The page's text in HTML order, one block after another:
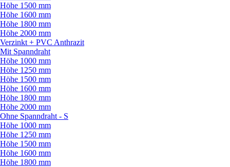
Höhe 1500 mm
Höhe 1600 mm
Höhe 1800 mm
Höhe 2000 mm
Verzinkt + PVC Anthrazit
Mit Spanndraht
Höhe 1000 mm
Höhe 1250 mm
Höhe 1500 mm
Höhe 1600 mm
Höhe 1800 mm
Höhe 2000 mm
Ohne Spanndraht - S
Höhe 1000 mm
Höhe 1250 mm
Höhe 1500 mm
Höhe 1600 mm
Höhe 1800 mm